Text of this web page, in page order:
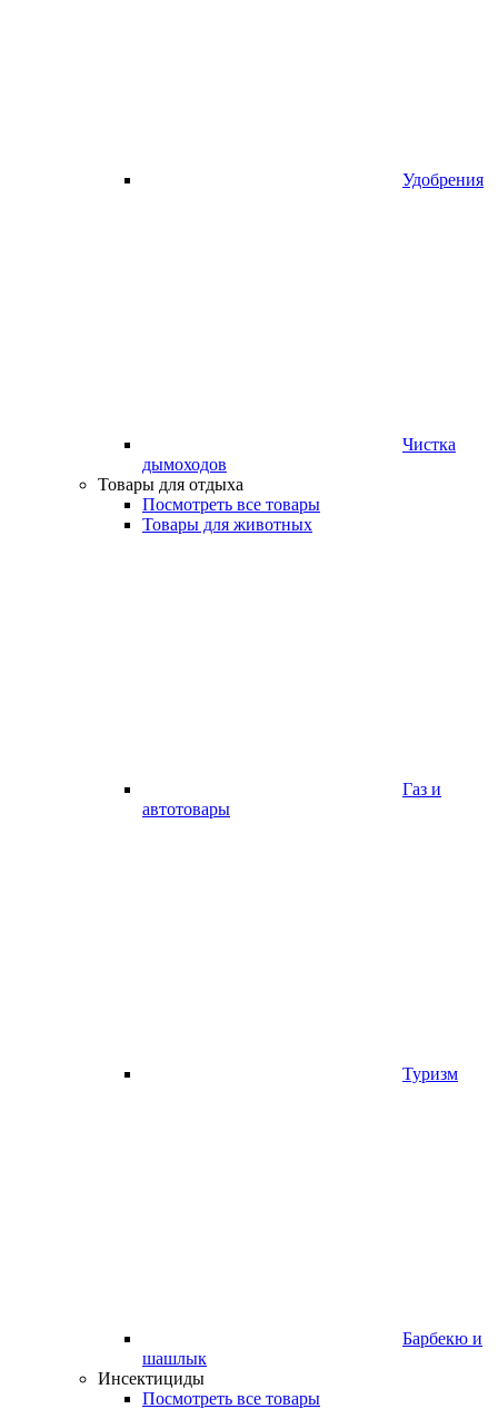
Удобрения
Чистка
дымоходов
Товары для отдыха
Посмотреть все товары
Товары для животных
Газ и
автотовары
Туризм
Барбекю и
шашлык
Инсектициды
Посмотреть все товары